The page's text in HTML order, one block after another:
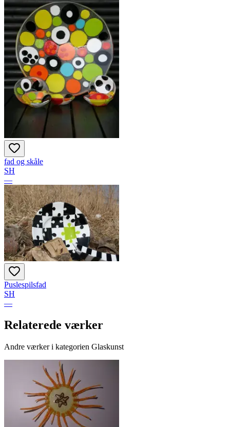
fad og skåle
SH
—
Puslespilsfad
SH
—
Relaterede værker
Andre værker i kategorien Glaskunst